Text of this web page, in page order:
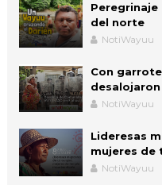
Peregrinaje
del norte
NotiWayuu
Con
NotiWayuu
Lideresas
mujeres de
NotiWayuu